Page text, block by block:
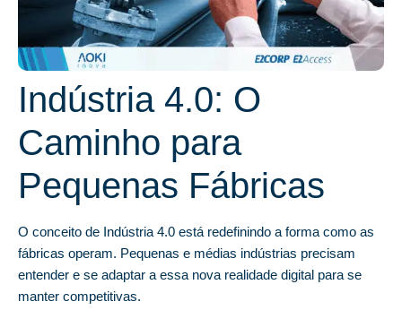
Indústria 4.0: O
Caminho para
Pequenas Fábricas
O conceito de Indústria 4.0 está redefinindo a forma como as
fábricas operam. Pequenas e médias indústrias precisam
entender e se adaptar a essa nova realidade digital para se
manter competitivas.